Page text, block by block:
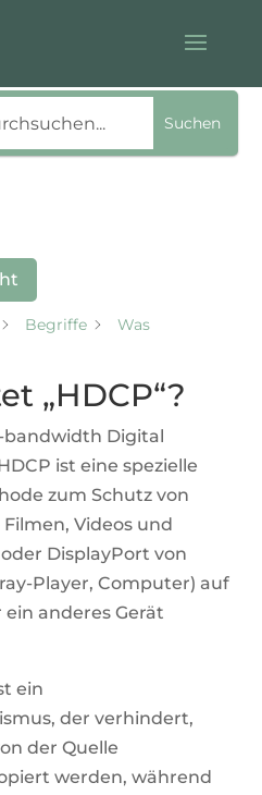
Suchen
Begriffe
Was
„HDCP“?
bandwidth Digital
ist eine spezielle
zum Schutz von
Videos und
DisplayPort von
Player, Computer) auf
anderes Gerät
ein
der verhindert,
der Quelle
werden, während